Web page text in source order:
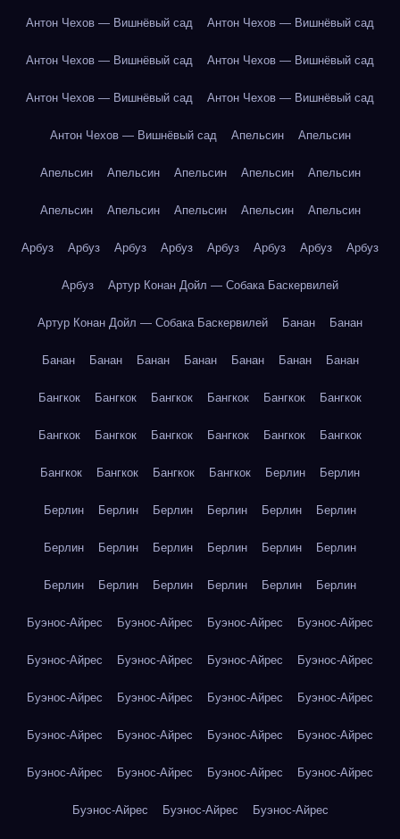
Антон Чехов — Вишнёвый сад Антон Чехов — Вишнёвый сад
Антон Чехов — Вишнёвый сад Антон Чехов — Вишнёвый сад
Антон Чехов — Вишнёвый сад Антон Чехов — Вишнёвый сад
Антон Чехов — Вишнёвый сад Апельсин Апельсин
Апельсин Апельсин Апельсин Апельсин Апельсин
Апельсин Апельсин Апельсин Апельсин Апельсин
Арбуз Арбуз Арбуз Арбуз Арбуз Арбуз Арбуз Арбуз
Арбуз Артур Конан Дойл — Собака Баскервилей
Артур Конан Дойл — Собака Баскервилей Банан Банан
Банан Банан Банан Банан Банан Банан Банан
Бангкок Бангкок Бангкок Бангкок Бангкок Бангкок
Бангкок Бангкок Бангкок Бангкок Бангкок Бангкок
Бангкок Бангкок Бангкок Бангкок Берлин Берлин
Берлин Берлин Берлин Берлин Берлин Берлин
Берлин Берлин Берлин Берлин Берлин Берлин
Берлин Берлин Берлин Берлин Берлин Берлин
Буэнос-Айрес Буэнос-Айрес Буэнос-Айрес Буэнос-Айрес
Буэнос-Айрес Буэнос-Айрес Буэнос-Айрес Буэнос-Айрес
Буэнос-Айрес Буэнос-Айрес Буэнос-Айрес Буэнос-Айрес
Буэнос-Айрес Буэнос-Айрес Буэнос-Айрес Буэнос-Айрес
Буэнос-Айрес Буэнос-Айрес Буэнос-Айрес Буэнос-Айрес
Буэнос-Айрес Буэнос-Айрес Буэнос-Айрес